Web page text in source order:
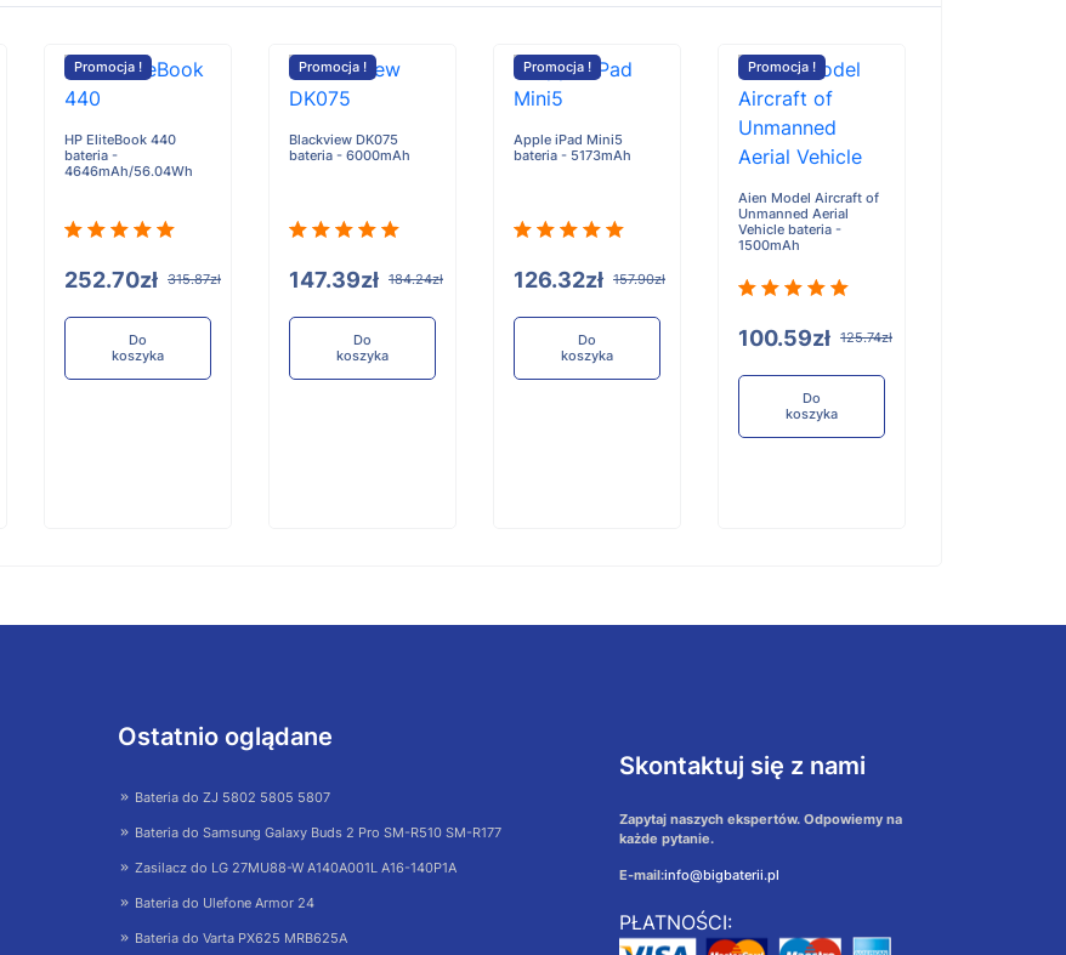
Promocja !
HP EliteBook 440
bateria -
4646mAh/56.04Wh
252.70zł 315.87zł
Do
koszyka
Promocja !
Blackview DK075
bateria - 6000mAh
147.39zł 184.24zł
Do
koszyka
Promocja !
Apple iPad Mini5
bateria - 5173mAh
126.32zł 157.90zł
Do
koszyka
Promocja !
Aien Model Aircraft of
Unmanned Aerial
Vehicle bateria -
1500mAh
100.59zł 125.74zł
Do
koszyka
Ostatnio oglądane
Bateria do ZJ 5802 5805 5807
Bateria do Samsung Galaxy Buds 2 Pro SM-R510 SM-R177
Zasilacz do LG 27MU88-W A140A001L A16-140P1A
Bateria do Ulefone Armor 24
Bateria do Varta PX625 MRB625A
Skontaktuj się z nami
Zapytaj naszych ekspertów. Odpowiemy na
każde pytanie.
E-mail:info@bigbaterii.pl
PŁATNOŚCI: